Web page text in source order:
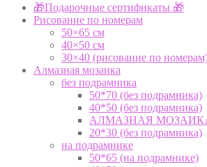
🎁Подарочные сертификаты 🎁
Рисование по номерам
50×65 см
40×50 см
30×40 (рисование по
Алмазная мозаика
без подрамника
50*70 (без подрамника)
40*50 (без подрамника)
АЛМАЗНАЯ
20*30 (без подрамника)
на подрамнике
50*65 (на подрамнике)